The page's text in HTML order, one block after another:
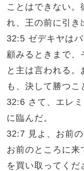
ことはできない。
れ、王の前に引き
32:5 ゼデキヤは
顧みるときまで、
と主は言われる。
も、決して勝つこ
32:6 さて、エレ
に臨んだ。
32:7 見よ、お前
お前のところに来
を買い取ってくだ